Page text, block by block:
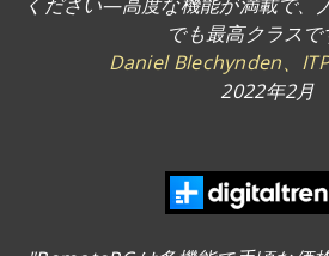
でも最高クラス
Daniel Blechynden、
2022年2月